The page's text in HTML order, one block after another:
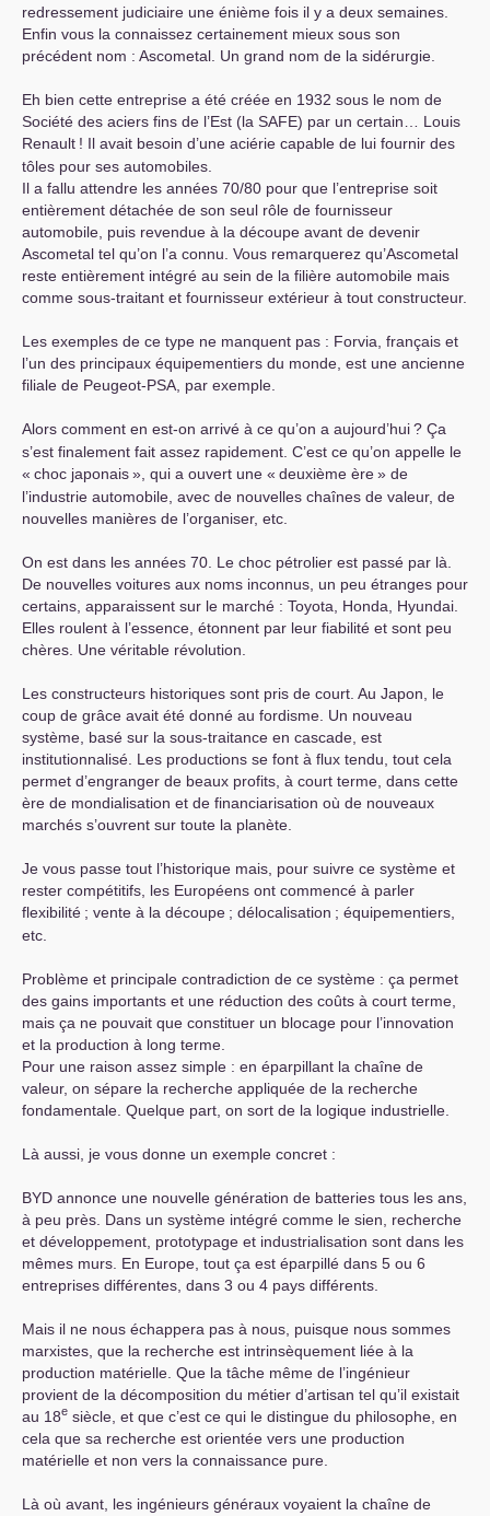
redressement judiciaire une énième fois il y a deux semaines.
Enfin vous la connaissez certainement mieux sous son
précédent nom : Ascometal. Un grand nom de la sidérurgie.
Eh bien cette entreprise a été créée en 1932 sous le nom de
Société des aciers fins de l’Est (la SAFE) par un certain… Louis
Renault ! Il avait besoin d’une aciérie capable de lui fournir des
tôles pour ses automobiles.
Il a fallu attendre les années 70/80 pour que l’entreprise soit
entièrement détachée de son seul rôle de fournisseur
automobile, puis revendue à la découpe avant de devenir
Ascometal tel qu’on l’a connu. Vous remarquerez qu’Ascometal
reste entièrement intégré au sein de la filière automobile mais
comme sous-traitant et fournisseur extérieur à tout constructeur.
Les exemples de ce type ne manquent pas : Forvia, français et
l’un des principaux équipementiers du monde, est une ancienne
filiale de Peugeot-PSA , par exemple.
Alors comment en est-on arrivé à ce qu’on a aujourd’hui? Ça
s’est finalement fait assez rapidement. C’est ce qu’on appelle le
« choc japonais», qui a ouvert une « deuxième ère» de
l’industrie automobile, avec de nouvelles chaînes de valeur, de
nouvelles manières de l’organiser, etc.
On est dans les années 70. Le choc pétrolier est passé par là.
De nouvelles voitures aux noms inconnus, un peu étranges pour
certains, apparaissent sur le marché : Toyota, Honda, Hyundai.
Elles roulent à l’essence, étonnent par leur fiabilité et sont peu
chères. Une véritable révolution.
Les constructeurs historiques sont pris de court. Au Japon, le
coup de grâce avait été donné au fordisme. Un nouveau
système, basé sur la sous-traitance en cascade, est
institutionnalisé. Les productions se font à flux tendu, tout cela
permet d’engranger de beaux profits, à court terme, dans cette
ère de mondialisation et de financiarisation où de nouveaux
marchés s’ouvrent sur toute la planète.
Je vous passe tout l’historique mais, pour suivre ce système et
rester compétitifs, les Européens ont commencé à parler
flexibilité ; vente à la découpe ; délocalisation ; équipementiers,
etc.
Problème et principale contradiction de ce système : ça permet
des gains importants et une réduction des coûts à court terme,
mais ça ne pouvait que constituer un blocage pour l’innovation
et la production à long terme.
Pour une raison assez simple : en éparpillant la chaîne de
valeur, on sépare la recherche appliquée de la recherche
fondamentale. Quelque part, on sort de la logique industrielle.
Là aussi, je vous donne un exemple concret :
BYD annonce une nouvelle génération de batteries tous les ans,
à peu près. Dans un système intégré comme le sien, recherche
et développement, prototypage et industrialisation sont dans les
mêmes murs. En Europe, tout ça est éparpillé dans 5 ou 6
entreprises différentes, dans 3 ou 4 pays différents.
Mais il ne nous échappera pas à nous, puisque nous sommes
marxistes, que la recherche est intrinsèquement liée à la
production matérielle. Que la tâche même de l’ingénieur
provient de la décomposition du métier d’artisan tel qu’il existait
au 18e siècle, et que c’est ce qui le distingue du philosophe, en
cela que sa recherche est orientée vers une production
matérielle et non vers la connaissance pure.
Là où avant, les ingénieurs généraux voyaient la chaîne de